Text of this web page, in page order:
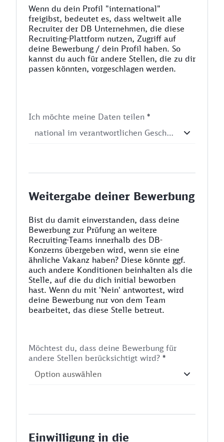
Wenn du dein Profil "international"
freigibst, bedeutet es, dass weltweit alle
Recruiter der DB Unternehmen, die diese
Recruiting-Plattform nutzen, Zugriff auf
deine Bewerbung / dein Profil haben. So
kannst du auch für andere Stellen, die zu dir
passen könnten, vorgeschlagen werden.
Ich möchte meine Daten teilen *
Weitergabe deiner Bewerbung
Bist du damit einverstanden, dass deine
Bewerbung zur Prüfung an weitere
Recruiting-Teams innerhalb des DB-
Konzerns übergeben wird, wenn sie eine
ähnliche Vakanz haben? Diese könnte ggf.
auch andere Konditionen beinhalten als die
Stelle, auf die du dich initial beworben
hast. Wenn du mit 'Nein' antwortest, wird
deine Bewerbung nur von dem Team
bearbeitet, das diese Stelle betreut.
Möchtest du, dass deine Bewerbung für
andere Stellen berücksichtigt wird? *
Einwilligung in die